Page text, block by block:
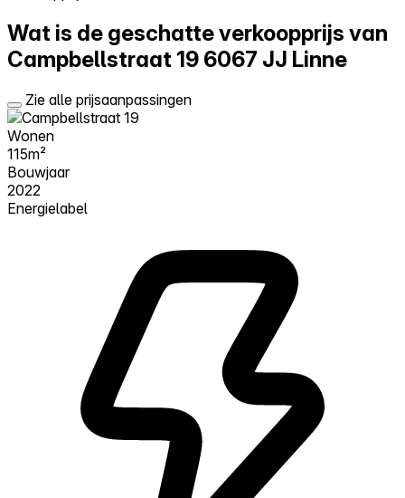
Wat is de geschatte verkoopprijs van
Campbellstraat 19 6067 JJ Linne
Zie alle prijsaanpassingen
Wonen
115m²
Bouwjaar
2022
Energielabel